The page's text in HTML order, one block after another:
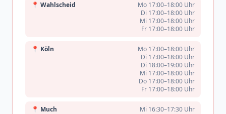
📍 Wahlscheid
Mo 17:00–18:00 Uhr
Di 17:00–18:00 Uhr
Mi 17:00–18:00 Uhr
Fr 17:00–18:00 Uhr
📍 Köln
Mo 17:00–18:00 Uhr
Di 17:00–18:00 Uhr
Di 18:00–19:00 Uhr
Mi 17:00–18:00 Uhr
Do 17:00–18:00 Uhr
Fr 17:00–18:00 Uhr
📍 Much Mi 16:30–17:30 Uhr